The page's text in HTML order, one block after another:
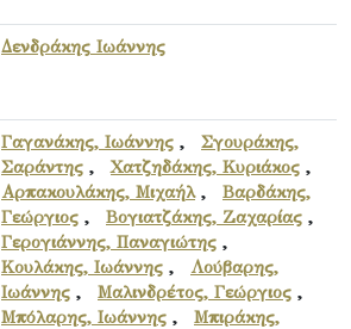
Δενδράκης Ιωάννης
Γαγανάκης, Ιωάννης , Σγουράκης,
Σαράντης ,Χατζηδάκης, Κυριάκος ,
Αρπακουλάκης, Μιχαήλ, Βαρδάκης,
Γεώργιος , Βογιατζάκης, Ζαχαρίας ,
Γερογιάννης, Παναγιώτης ,
Κουλάκης, Ιωάννης , Λούβαρης,
Ιωάννης , Μαλινδρέτος, Γεώργιος ,
Μπόλαρης, Ιωάννης , Μπιράκης,